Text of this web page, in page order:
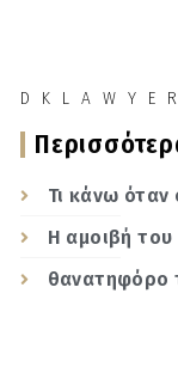
Τι κάνω όταν
Η αμοιβή του
θανατηφόρο